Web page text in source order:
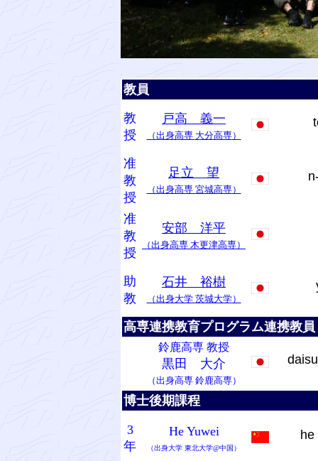
教員
教
授
戸高 義一
（出身高専 大分高専）
准
教
授
足立 望
（出身高専 宮城高専）
准
教
授
安部 洋平
（出身高専 木更津高専）
助
教
石井 裕樹
（出身大学 茨城大学）
高専連携教育プログラム連携教員
鈴鹿高専 教授
黒田 大介
（出身高専 鈴鹿高専）
博士後期課程
3
年
He Yuwei
（出身大学 東北大学@中国 ）
he